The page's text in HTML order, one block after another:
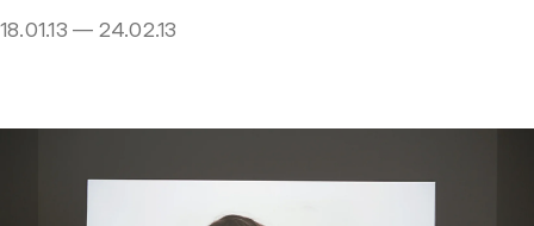
18.01.13 — 24.02.13